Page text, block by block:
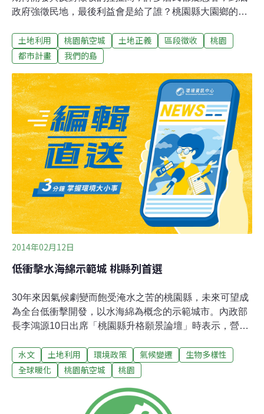
政府強徵民地，最後利益會是給了誰？桃園縣大園鄉的海
的家族一百多年前來到這裡定居，世代傳承至今，依舊過
著傳統的農耕生活。鄰居陳先生，5年前到這裡買地，開
康，希望創造財富，重建農村經濟。無論新舊鄰居，大家
交情都很好，工作之餘，會聚在樹下聊天，相互關照。但
是一項全台最大的航空城徵收開發計畫，已經展開，計畫
總面積高達6000多公頃，徵收區域涵蓋7個村落，海口村
也在徵收範圍中。在環保署的政策環評中，桃園機場原本
提出增設第三跑道的需求，後來交通部為建設自由貿易
區，決定推動「機場園區計畫」，擴大徵收面積1400多公
頃。後來桃園縣政府考量到新設的捷運場站，有著開發利
益，加上周邊原有的都市計畫，於是推出「桃園
土地利用 桃園航空城 土地正義 區段徵收
桃園
都市計畫
我們的島
2014年02月12日
低衝擊水海綿示範城 桃縣列首選
30年來因氣候劇變而飽受淹水之苦的桃園縣，未來可望成
為全台低衝擊開發，以水海綿為概念的示範城市。內政部
長李鴻源10日出席「桃園縣升格願景論壇」時表示，營建
將是首選城市。李鴻源讚揚縣府解決老街溪惡臭及易淹水
問題，對於縣府在短短的2年內利用2億預算打造礫間生態
還讓地方市容、產業陸續活化，給予高度肯定。他說，桃
園航空城計畫是台灣目前重要建設之一，朝低衝及開發目
水文 土地利用 環境政策 氣候變遷
生物多樣性
全球暖化
桃園航空城 桃園